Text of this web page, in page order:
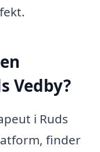
Vedby?
i Ruds
finder